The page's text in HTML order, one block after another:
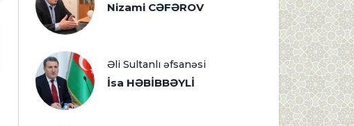
Nizami CƏFƏROV
Əli Sultanlı əfsanəsi
İsa HƏBİBBƏYLİ